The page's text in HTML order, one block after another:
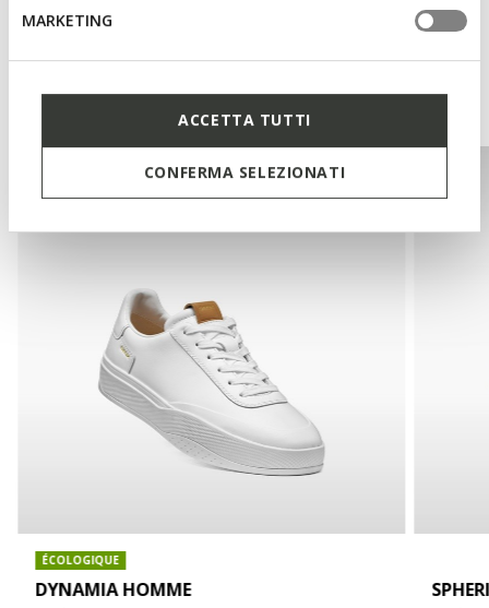
MARKETING
ACCETTA TUTTI
CONFERMA SELEZIONATI
Vous pourriez aussi aimer
ÉCOLOGIQUE
DYNAMIA HOMME